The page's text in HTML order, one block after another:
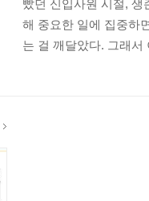
빴던 신입사원 시절, 생
해 중요한 일에 집중하
는 걸 깨달았다. 그래서